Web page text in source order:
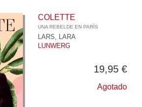
COLETTE
UNA REBELDE EN PARÍS
LARS, LARA
LUNWERG
19,95 €
Agotado